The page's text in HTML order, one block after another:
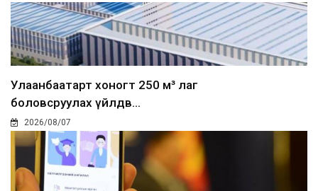
Улаанбаатарт хоногт 250 м³ лаг
боловсруулах үйлдв...
2026/08/07